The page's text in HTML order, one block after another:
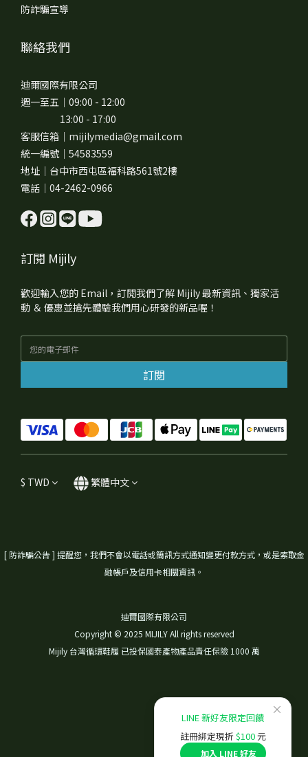
防詐騙宣導
聯絡我們
迪爾國際有限公司
週一至五｜09:00 - 12:00
13:00 - 17:00
客服信箱｜mijilymedia@gmail.com
統一編號｜54583559
地址｜台中市西屯區福科路561號2樓
電話｜04-2462-0966
訂閱 Mijily
歡迎輸入您的 Email，訂閱我們了解 Mijily 最新資訊、獨家活
動 ＆ 優惠並搶先體驗我們用心研發的新品喔！
訂閱
$ TWD 繁體中文
[ 防詐騙公告 ] 提醒您，我們不會以電話或簡訊方式通知變更付款方式，或是索取金
融帳戶及信用卡相關資訊。
迪爾國際有限公司
Copyright © 2025 MIJILY All rights reserved
Mijily 台灣循環鞋履 已投保國泰產物產品責任保險 1000 萬
×
LINE 新好友限定回饋
註冊綁定現折 $100元
加入 LINE 好友